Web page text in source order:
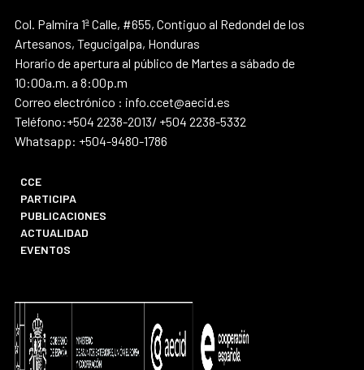
Col. Palmira 1ª Calle, #655, Contiguo al Redondel de los
Artesanos, Tegucigalpa, Honduras
Horario de apertura al público de Martes a sábado de
10:00a.m. a 8:00p.m
Correo electrónico : info.ccet@aecid.es
Teléfono:+504 2238-2013/ +504 2238-5332
Whatsapp: +504-9480-1786
CCE
PARTICIPA
PUBLICACIONES
ACTUALIDAD
EVENTOS